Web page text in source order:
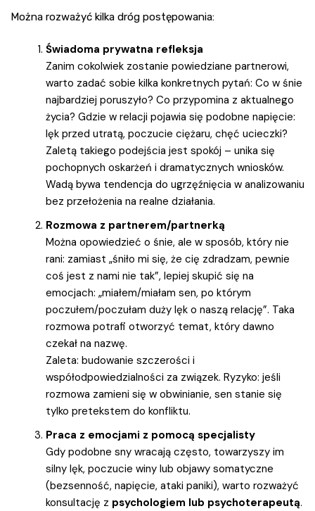
Można rozważyć kilka dróg postępowania:
Świadoma prywatna refleksja
Zanim cokolwiek zostanie powiedziane partnerowi,
warto zadać sobie kilka konkretnych pytań: Co w śnie
najbardziej poruszyło? Co przypomina z aktualnego
życia? Gdzie w relacji pojawia się podobne napięcie:
lęk przed utratą, poczucie ciężaru, chęć ucieczki?
Zaletą takiego podejścia jest spokój – unika się
pochopnych oskarżeń i dramatycznych wniosków.
Wadą bywa tendencja do ugrzęźnięcia w analizowaniu
bez przełożenia na realne działania.
Rozmowa z partnerem/partnerką
Można opowiedzieć o śnie, ale w sposób, który nie
rani: zamiast „śniło mi się, że cię zdradzam, pewnie
coś jest z nami nie tak”, lepiej skupić się na
emocjach: „miałem/miałam sen, po którym
poczułem/poczułam duży lęk o naszą relację”. Taka
rozmowa potrafi otworzyć temat, który dawno
czekał na nazwę.
Zaleta: budowanie szczerości i
współodpowiedzialności za związek. Ryzyko: jeśli
rozmowa zamieni się w obwinianie, sen stanie się
tylko pretekstem do konfliktu.
Praca z emocjami z pomocą specjalisty
Gdy podobne sny wracają często, towarzyszy im
silny lęk, poczucie winy lub objawy somatyczne
(bezsenność, napięcie, ataki paniki), warto rozważyć
konsultację z psychologiem lub psychoterapeutą.